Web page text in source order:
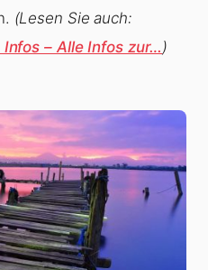
(Lesen Sie auch:
– Alle Infos zur…)